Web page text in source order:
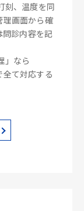
刻、温度を同
理画面から確
診内容を記
」なら
て対応する